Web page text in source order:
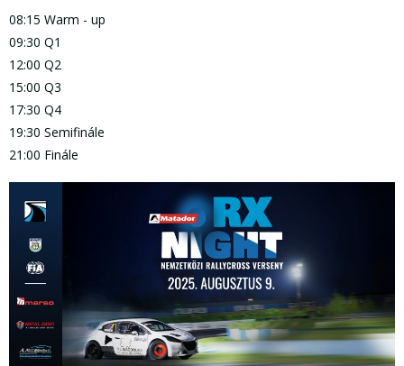
08:15 Warm - up
09:30 Q1
12:00 Q2
15:00 Q3
17:30 Q4
19:30 Semifinále
21:00 Finále